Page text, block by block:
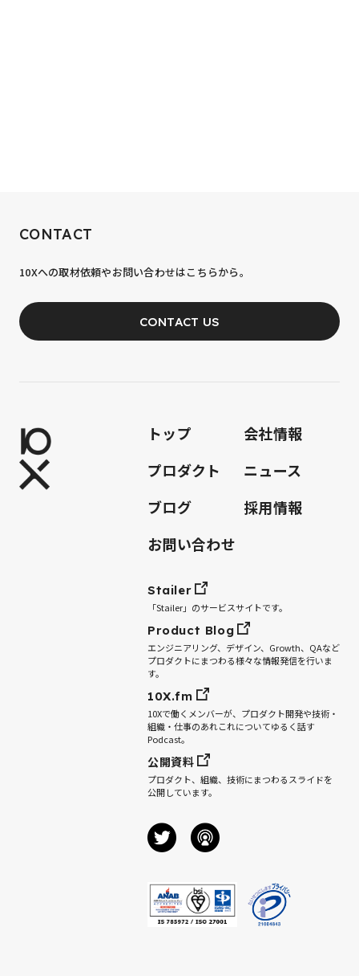
あなたの力が、必要です。
JOIN OUR TEAM
CONTACT
10Xへの取材依頼やお問い合わせはこちらから。
CONTACT US
トップ
会社情報
プロダクト
ニュース
ブログ
採用情報
お問い合わせ
Stailer
「Stailer」のサービスサイトです。
Product Blog
エンジニアリング、デザイン、Growth、QAなど
プロダクトにまつわる様々な情報発信を行いま
す。
10X.fm
10Xで働くメンバーが、プロダクト開発や技術・
組織・仕事のあれこれについてゆるく話す
Podcast。
公開資料
プロダクト、組織、技術にまつわるスライドを
公開しています。